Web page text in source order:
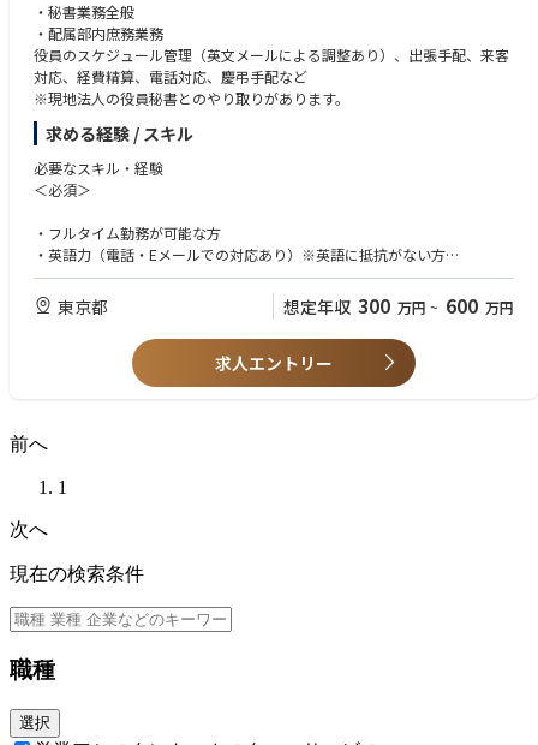
・秘書業務全般
・配属部内庶務業務
役員のスケジュール管理（英文メールによる調整あり）、出張手配、来客
対応、経費精算、電話対応、慶弔手配など
※現地法人の役員秘書とのやり取りがあります。
求める経験 / スキル
必要なスキル・経験
＜必須＞
・フルタイム勤務が可能な方
・英語力（電話・Eメールでの対応あり）※英語に抵抗がない方
・従業員数1,000名以上の企業において、専務・常務クラス以上の役員秘
書経験をお持ちの方
・高いコミュニケーション能力をお持ちの方
東京都 想定年収 300 万円 ~ 600 万円
求人エントリー
前へ
1
次へ
現在の検索条件
職種
選択